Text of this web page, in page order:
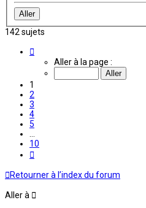
142 sujets
Aller à la page :
1
2
3
4
5
10
Retourner à l’index du forum
Aller à